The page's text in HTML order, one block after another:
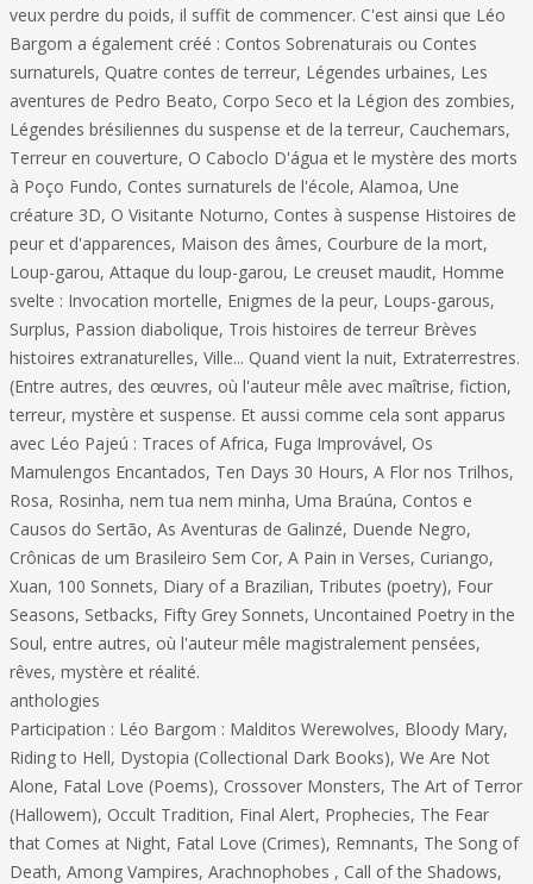
veux perdre du poids, il suffit de commencer. C'est ainsi que Léo
Bargom a également créé : Contos Sobrenaturais ou Contes
surnaturels, Quatre contes de terreur, Légendes urbaines, Les
aventures de Pedro Beato, Corpo Seco et la Légion des zombies,
Légendes brésiliennes du suspense et de la terreur, Cauchemars,
Terreur en couverture, O Caboclo D'água et le mystère des morts
à Poço Fundo, Contes surnaturels de l'école, Alamoa, Une
créature 3D, O Visitante Noturno, Contes à suspense Histoires de
peur et d'apparences, Maison des âmes, Courbure de la mort,
Loup-garou, Attaque du loup-garou, Le creuset maudit, Homme
svelte : Invocation mortelle, Enigmes de la peur, Loups-garous,
Surplus, Passion diabolique, Trois histoires de terreur Brèves
histoires extranaturelles, Ville... Quand vient la nuit, Extraterrestres.
(Entre autres, des œuvres, où l'auteur mêle avec maîtrise, fiction,
terreur, mystère et suspense. Et aussi comme cela sont apparus
avec Léo Pajeú : Traces of Africa, Fuga Improvável, Os
Mamulengos Encantados, Ten Days 30 Hours, A Flor nos Trilhos,
Rosa, Rosinha, nem tua nem minha, Uma Braúna, Contos e
Causos do Sertão, As Aventuras de Galinzé, Duende Negro,
Crônicas de um Brasileiro Sem Cor, A Pain in Verses, Curiango,
Xuan, 100 Sonnets, Diary of a Brazilian, Tributes (poetry), Four
Seasons, Setbacks, Fifty Grey Sonnets, Uncontained Poetry in the
Soul, entre autres, où l'auteur mêle magistralement pensées,
rêves, mystère et réalité.
anthologies
Participation : Léo Bargom : Malditos Werewolves, Bloody Mary,
Riding to Hell, Dystopia (Collectional Dark Books), We Are Not
Alone, Fatal Love (Poems), Crossover Monsters, The Art of Terror
(Hallowem), Occult Tradition, Final Alert, Prophecies, The Fear
that Comes at Night, Fatal Love (Crimes), Remnants, The Song of
Death, Among Vampires, Arachnophobes , Call of the Shadows,